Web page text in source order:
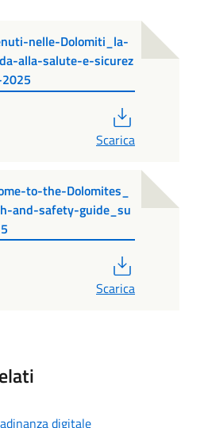
nelle-Dolomiti_la-
alla-salute-e-sicurez
Scarica
to-the-Dolomites_
and-safety-guide_su
Scarica
digitale